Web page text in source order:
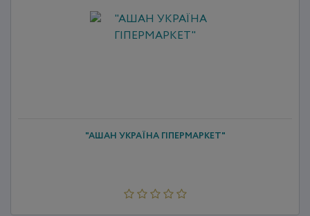
"АШАН УКРАЇНА ГІПЕРМАРКЕТ"